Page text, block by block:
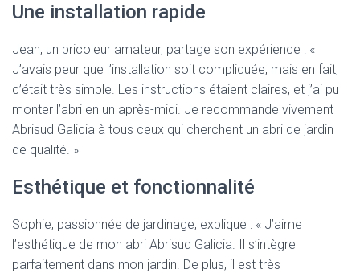
Une installation rapide
Jean, un bricoleur amateur, partage son expérience : «
J’avais peur que l’installation soit compliquée, mais en fait,
c’était très simple. Les instructions étaient claires, et j’ai pu
monter l’abri en un après-midi. Je recommande vivement
Abrisud Galicia à tous ceux qui cherchent un abri de jardin
de qualité. »
Esthétique et fonctionnalité
Sophie, passionnée de jardinage, explique : « J’aime
l’esthétique de mon abri Abrisud Galicia. Il s’intègre
parfaitement dans mon jardin. De plus, il est très